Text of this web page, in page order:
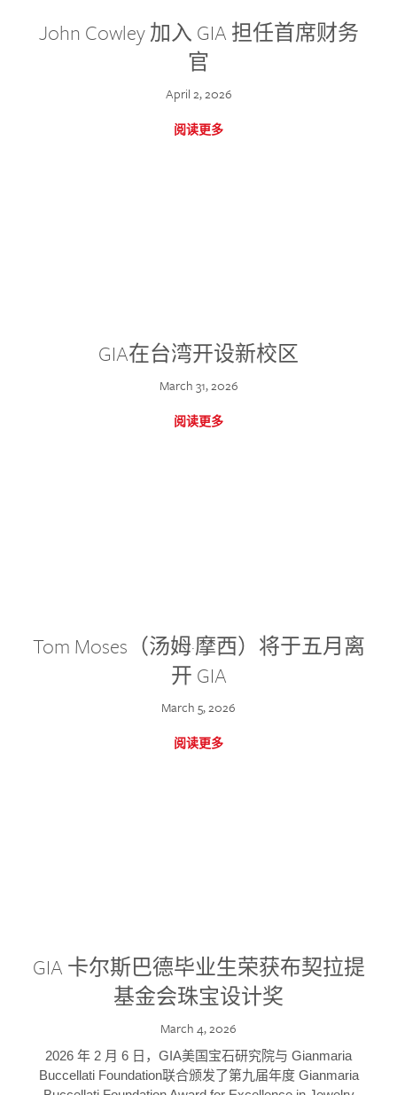
John Cowley 加入 GIA 担任首席财务
官
April 2, 2026
阅读更多
GIA在台湾开设新校区
March 31, 2026
阅读更多
Tom Moses（汤姆·摩西）将于五月离
开 GIA
March 5, 2026
阅读更多
GIA 卡尔斯巴德毕业生荣获布契拉提
基金会珠宝设计奖
March 4, 2026
2026 年 2 月 6 日，GIA美国宝石研究院与 Gianmaria
Buccellati Foundation联合颁发了第九届年度 Gianmaria